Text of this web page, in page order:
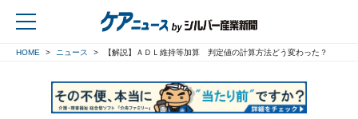
HOME ニュース 【解説】ＡＤＬ維持等加算 判定値の計算方法どう変わった？